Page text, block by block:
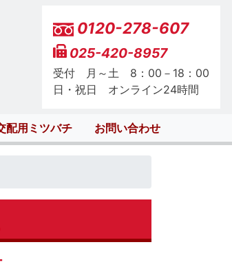
0120-278-607
025-420-8957
受付 月～土 8：00－18：00
日・祝日 オンライン24時間
配用ミツバチ お問い合わせ